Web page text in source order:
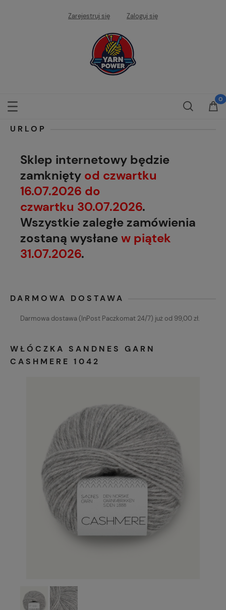
Zarejestruj się Zaloguj się
URLOP
Sklep internetowy będzie
zamknięty od czwartku
16.07.2026 do
czwartku 30.07.2026.
Wszystkie zaległe zamówienia
zostaną wysłanew piątek
31.07.2026.
DARMOWA DOSTAWA
Darmowa dostawa (InPost Paczkomat 24/7) już od 99,00 zł.
WŁÓCZKA SANDNES GARN
CASHMERE 1042